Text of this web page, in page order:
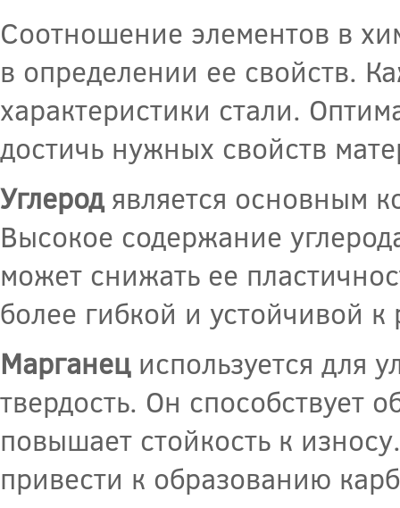
Соотношение элементов в
в определении ее свойств.
характеристики стали.
достичь нужных свойств
Углеродявляется основным
Высокое содержание
может снижать ее
более гибкой и устойчивой
Марганециспользуется для
твердость. Он способствует
повышает стойкость к
привести к образованию